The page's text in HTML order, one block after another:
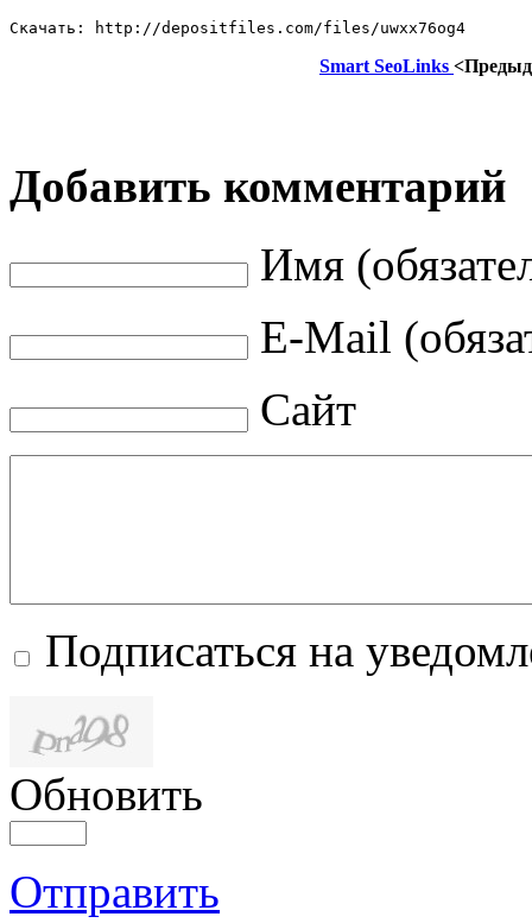
Скачать: http://depositfiles.com/files/uwxx76og4
Smart SeoLinks
Добавить комментарий
Имя
E-Mail
Сайт
Подписаться на
Обновить
Отправить